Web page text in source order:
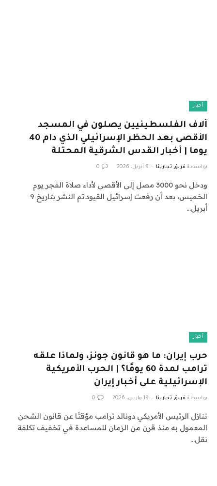
أخبار
آلاف الفلسطينيين يصلون في المسجد
الأقصى بعد الحظر الإسرائيلي الذي دام 40
يوما | أخبار القدس الشرقية المحتلة
بواسطة فريق تجاربنا 9 أبريل، 2026 0
ودخل نحو 3000 مصل إلى الأقصى لأداء صلاة الفجر يوم
الخميس، بعد أن رفعت إسرائيل القيود.تم النشر بتاريخ 9
أبريل…
أخبار
حرب إيران: ما هو قانون جونز، ولماذا علقه
ترامب لمدة 60 يومًا؟ | الحرب الأمريكية
الإسرائيلية على أخبار إيران
بواسطة فريق تجاربنا 19 مارس، 2026 0
تنازل الرئيس الأمريكي دونالد ترامب مؤقتًا عن قانون الشحن
المعمول به منذ قرن من الزمان للمساعدة في تخفيف تكلفة
نقل…